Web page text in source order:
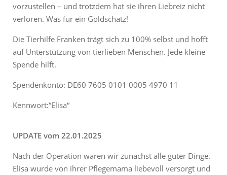
vorzustellen – und trotzdem hat sie ihren Liebreiz nicht
verloren. Was für ein Goldschatz!
Die Tierhilfe Franken trägt sich zu 100% selbst und hofft
auf Unterstützung von tierlieben Menschen. Jede kleine
Spende hilft.
Spendenkonto: DE60 7605 0101 0005 4970 11
Kennwort:“Elisa“
UPDATE vom 22.01.2025
Nach der Operation waren wir zunächst alle guter Dinge.
Elisa wurde von ihrer Pflegemama liebevoll versorgt und